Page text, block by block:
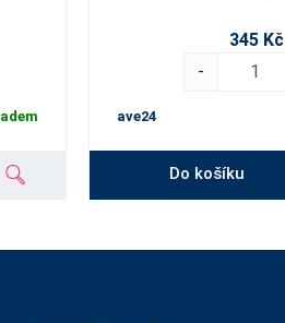
345 Kč
-
ave24
Do košíku